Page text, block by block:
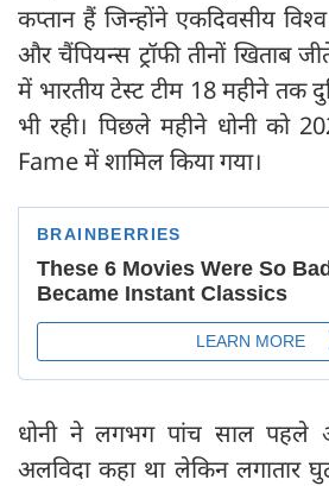
कप्तान हैं जिन्होंने एकदिवसीय
और चैंपियन्स ट्रॉफी तीनों खिताब
में भारतीय टेस्ट टीम 18 महीने तक
भी रही। पिछले महीने धोनी को
Fame में शामिल किया गया।
धोनी ने लगभग पांच साल पहले
अलविदा कहा था लेकिन लगातार